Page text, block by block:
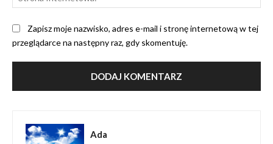
Zapisz moje nazwisko, adres e-mail i stronę internetową w tej
przeglądarce na następny raz, gdy skomentuję.
Ada